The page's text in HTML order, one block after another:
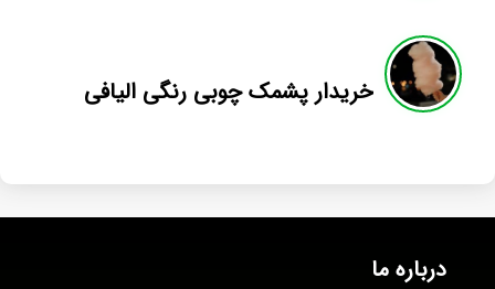
خریدار پشمک چوبی رنگی الیافی
درباره ما